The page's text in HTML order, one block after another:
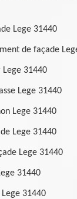
Lege 31440
de façade
31440
Lege 31440
Lege 31440
Lege 31440
Lege 31440
31440
31440